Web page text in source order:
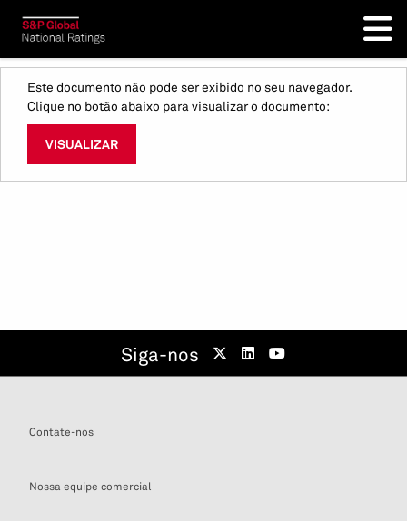
Este documento não pode ser exibido no seu navegador.
Clique no botão abaixo para visualizar o documento:
VISUALIZAR
Siga-nos
Contate-nos
Nossa equipe comercial